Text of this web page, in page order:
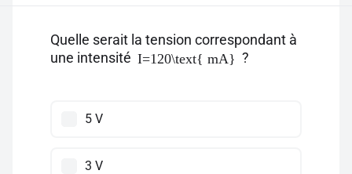
Quelle serait la tension correspondant à
une intensité I=120\text{ mA} ?
5 V
3 V